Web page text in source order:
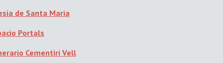
de Santa Maria
Portals
Cementiri Vell